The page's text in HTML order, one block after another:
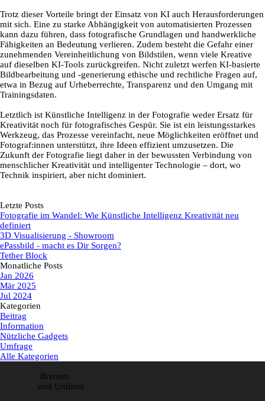
Trotz dieser Vorteile bringt der Einsatz von KI auch Herausforderungen
mit sich. Eine zu starke Abhängigkeit von automatisierten Prozessen
kann dazu führen, dass fotografische Grundlagen und handwerkliche
Fähigkeiten an Bedeutung verlieren. Zudem besteht die Gefahr einer
zunehmenden Vereinheitlichung von Bildstilen, wenn viele Kreative
auf dieselben KI-Tools zurückgreifen. Nicht zuletzt werfen KI-basierte
Bildbearbeitung und -generierung ethische und rechtliche Fragen auf,
etwa in Bezug auf Urheberrechte, Transparenz und den Umgang mit
Trainingsdaten.
Letztlich ist Künstliche Intelligenz in der Fotografie weder Ersatz für
Kreativität noch für fotografisches Gespür. Sie ist ein leistungsstarkes
Werkzeug, das Prozesse vereinfacht, neue Möglichkeiten eröffnet und
Fotograf:innen unterstützt, ihre Ideen effizient umzusetzen. Die
Zukunft der Fotografie liegt daher in der bewussten Verbindung von
menschlicher Kreativität und intelligenter Technologie – dort, wo
Technik inspiriert, aber nicht dominiert.
Letzte Posts
Fotografie im Wandel: Wie Künstliche Intelligenz Kreativität neu
definiert
3D Visualisierung - Showroom
ePassbild - macht es Dir Sorgen?
Tether Block
Monatliche Posts
Jan 2026
Mär 2025
Jul 2024
Kategorien
Beitrag
Information
Nützliche Gadgets
Umfrage
Alle Kategorien
Bremen
und Umland